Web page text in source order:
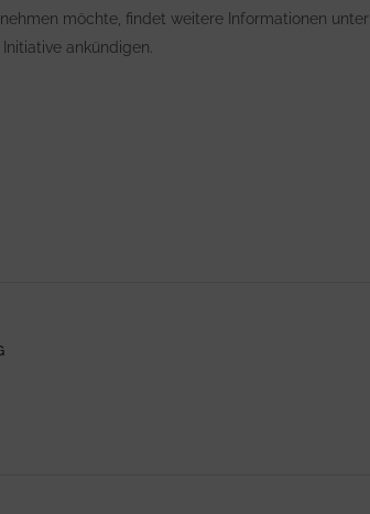
möchte, findet weitere Informationen unter
ankündigen.